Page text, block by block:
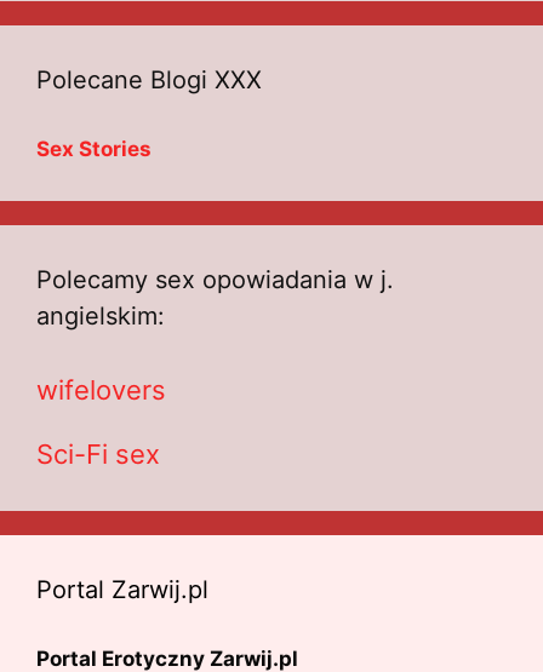
Polecane Blogi XXX
Sex Stories
Polecamy sex opowiadania w j.
angielskim:
wifelovers
Sci-Fi sex
Portal Zarwij.pl
Portal Erotyczny Zarwij.pl